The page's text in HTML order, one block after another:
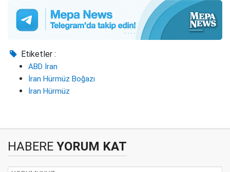
Etiketler :
ABD İran
İran Hürmüz Boğazı
İran Hürmüz
HABERE YORUM KAT